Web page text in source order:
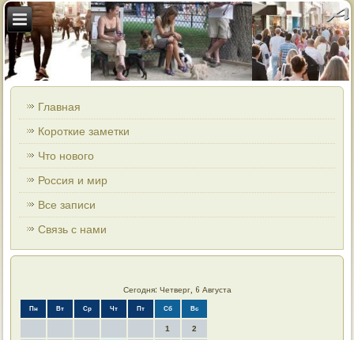
Главная
Короткие заметки
Что нового
Россия и мир
Все записи
Связь с нами
Сегодня: Четверг, 6 Августа
Пн Вт Ср Чт Пт Сб Вс
1 2